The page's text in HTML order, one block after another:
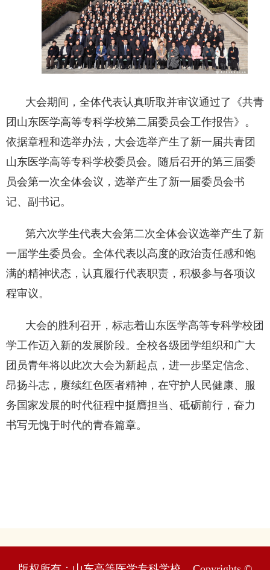
大会期间，全体代表认真听取并审议通过了《共青
团山东医学高等专科学校第二届委员会工作报告》。
依据章程和选举办法，大会选举产生了新一届共青团
山东医学高等专科学校委员会。随后召开的第三届委
员会第一次全体会议，选举产生了新一届委员会书
记、副书记。
第六次学生代表大会第二次全体会议选举产生了新
一届学生委员会。全体代表以高度的政治责任感和饱
满的精神状态，认真履行代表职责，积极参与各项议
程审议。
大会的胜利召开，标志着山东医学高等专科学校团
学工作迈入新的发展阶段。全校各级团学组织和广大
团员青年将以此次大会为新起点，进一步坚定信念、
昂扬斗志，赓续红色医者精神，在守护人民健康、服
务国家发展的时代征程中挺膺担当、砥砺前行，奋力
书写无愧于时代的青春篇章。